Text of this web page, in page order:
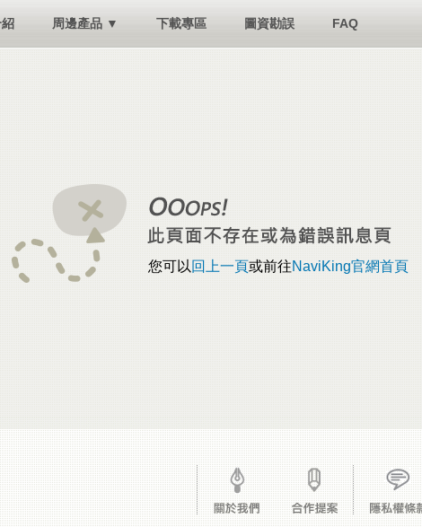
周邊產品 ▼ 下載專區 圖資勘誤 FAQ
您可以 回上一頁或前往NaviKing官網首頁